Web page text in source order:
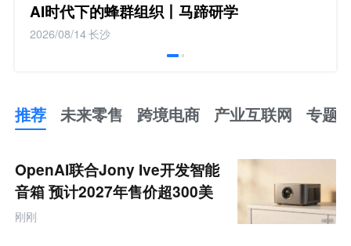
AI时代下的蜂群组织丨马蹄研学
2026/08/14长沙
推荐 未来零售 跨境电商 产业互联网 专题
来
零
售
跨
境
OpenAI联合Jony Ive开发智能
音箱 预计2027年售价超300美
元
刚刚